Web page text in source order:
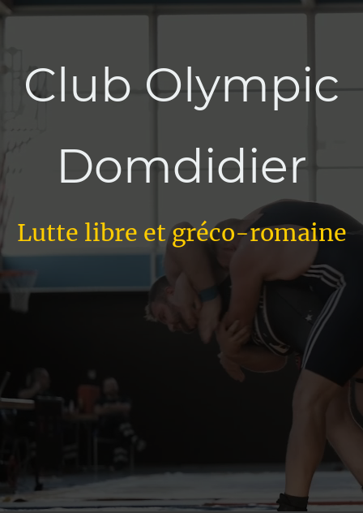
Club Olympic
Domdidier
Lutte libre et gréco-romaine